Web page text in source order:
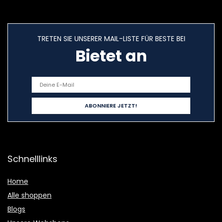
TRETEN SIE UNSERER MAIL-LISTE FÜR BESTE BEI
Bietet an
Schnelllinks
Home
Alle shoppen
Blogs